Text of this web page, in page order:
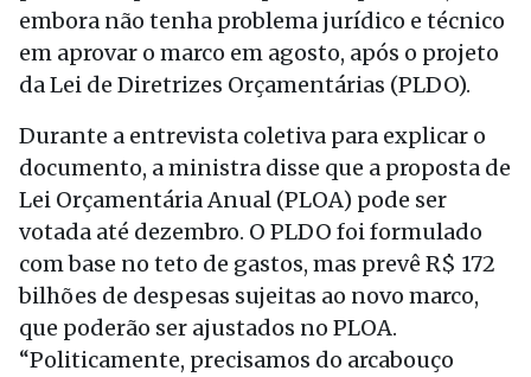
embora não tenha problema jurídico e técnico
em aprovar o marco em agosto, após o projeto
da Lei de Diretrizes Orçamentárias (PLDO).
Durante a entrevista coletiva para explicar o
documento, a ministra disse que a proposta de
Lei Orçamentária Anual (PLOA) pode ser
votada até dezembro. O PLDO foi formulado
com base no teto de gastos, mas prevê R$ 172
bilhões de despesas sujeitas ao novo marco,
que poderão ser ajustados no PLOA.
“Politicamente, precisamos do arcabouço